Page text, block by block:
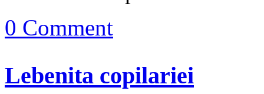
0 Comment
Lebenita copilariei